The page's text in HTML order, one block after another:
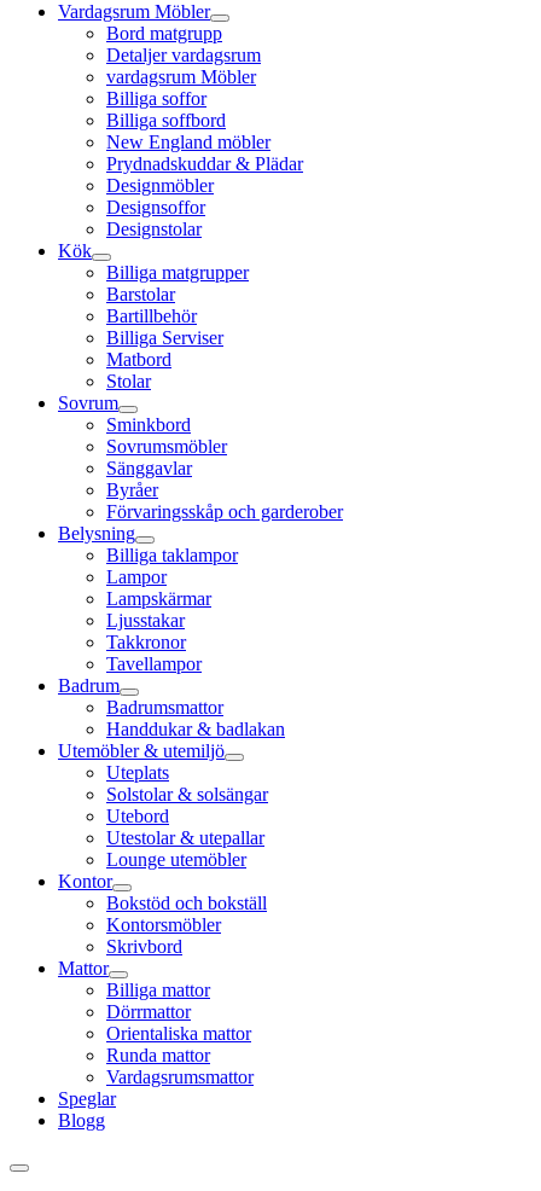
Vardagsrum Möbler
Bord matgrupp
Detaljer vardagsrum
vardagsrum Möbler
Billiga soffor
Billiga soffbord
New England möbler
Prydnadskuddar & Plädar
Designmöbler
Designsoffor
Designstolar
Kök
Billiga matgrupper
Barstolar
Bartillbehör
Billiga Serviser
Matbord
Stolar
Sovrum
Sminkbord
Sovrumsmöbler
Sänggavlar
Byråer
Förvaringsskåp och garderober
Belysning
Billiga taklampor
Lampor
Lampskärmar
Ljusstakar
Takkronor
Tavellampor
Badrum
Badrumsmattor
Handdukar & badlakan
Utemöbler & utemiljö
Uteplats
Solstolar & solsängar
Utebord
Utestolar & utepallar
Lounge utemöbler
Kontor
Bokstöd och bokställ
Kontorsmöbler
Skrivbord
Mattor
Billiga mattor
Dörrmattor
Orientaliska mattor
Runda mattor
Vardagsrumsmattor
Speglar
Blogg